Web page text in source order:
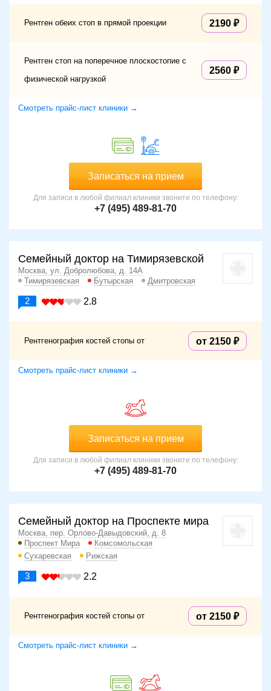
Рентген обеих стоп в прямой проекции 2190
Рентген стоп на поперечное плоскостопие с
физической нагрузкой
2560
Смотреть прайс-лист клиники →
Записаться на прием
Для записи в любой филиал клиники звоните по телефону:
+7 (495) 489-81-70
Семейный доктор на Тимирязевской
Москва, ул. Добролюбова, д. 14А
Тимирязевская
Бутырская Дмитровская
2 2.8
Рентгенография костей стопы от от 2150
Смотреть прайс-лист клиники →
Записаться на прием
Для записи в любой филиал клиники звоните по телефону:
+7 (495) 489-81-70
Семейный доктор на Проспекте мира
Москва, пер. Орлово-Давыдовский, д. 8
Проспект Мира
Комсомольская
Сухаревская
Рижская
3 2.2
Рентгенография костей стопы от от 2150
Смотреть прайс-лист клиники →